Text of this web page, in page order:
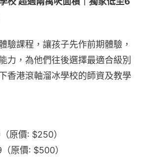
驗課程，讓孩子先作前期體驗，
力，為他們往後選擇最適合級別
香港滾軸溜冰學校的師資及教學
原價: $250）
原價: $500）